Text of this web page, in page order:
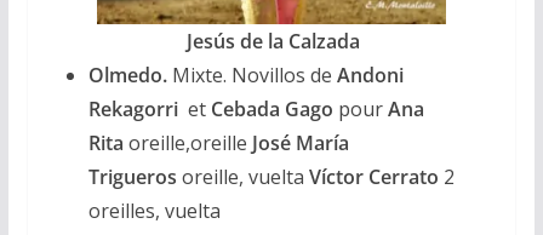
Jesús de la Calzada
Olmedo.Mixte. Novillos de Andoni
Rekagorri etCebada Gago pourAna
Rita oreille,oreille José María
Trigueros oreille, vuelta Víctor Cerrato 2
oreilles, vuelta